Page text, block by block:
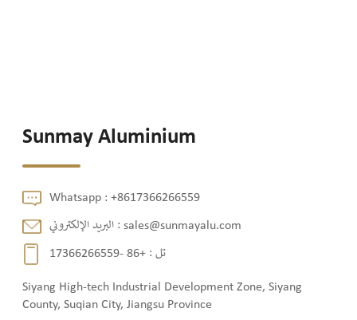
Sunmay Aluminium
Whatsapp :+8617366266559
البريد الإلكتروني :sales@sunmayalu.com
تل : +86 -17366266559
Siyang High-tech Industrial Development Zone, Siyang
County, Suqian City, Jiangsu Province